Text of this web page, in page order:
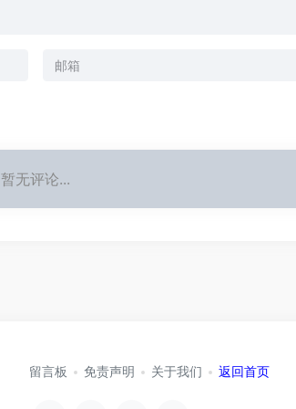
暂无评论...
留言板 免责声明 关于我们 返回首页